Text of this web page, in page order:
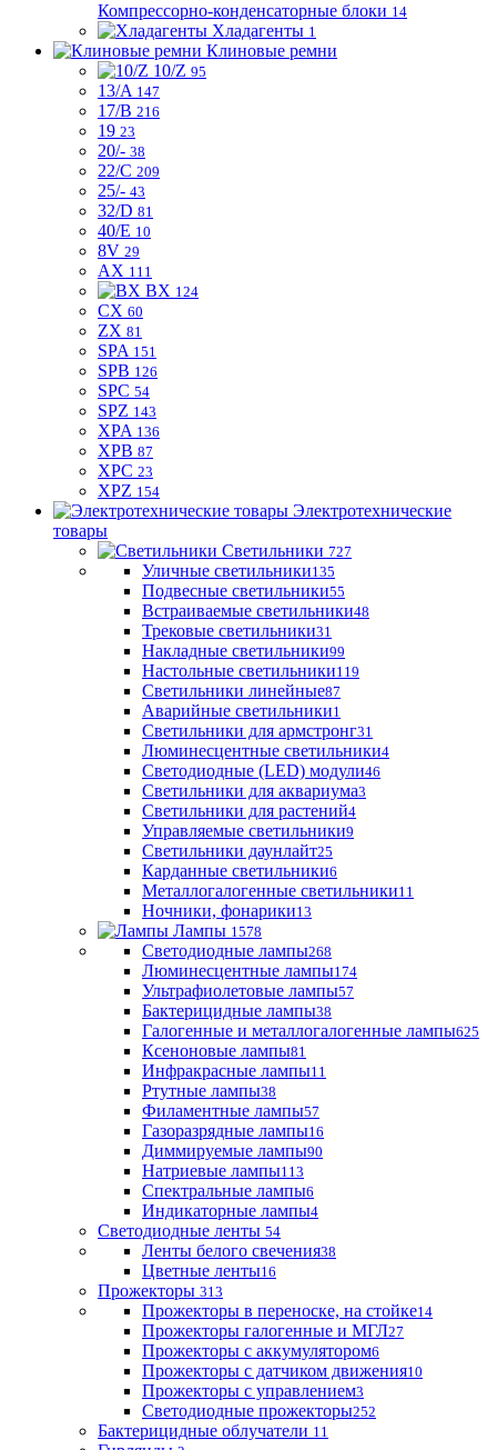
Компрессорно-конденсаторные блоки 14
Хладагенты 1
Клиновые ремни
10/Z 95
13/A 147
17/B 216
19 23
20/- 38
22/C 209
25/- 43
32/D 81
40/E 10
8V 29
AX 111
BX 124
CX 60
ZX 81
SPA 151
SPB 126
SPC 54
SPZ 143
XPA 136
XPB 87
XPC 23
XPZ 154
Электротехнические
товары
Светильники 727
Уличные светильники135
Подвесные светильники55
Встраиваемые светильники48
Трековые светильники31
Накладные светильники99
Настольные светильники119
Светильники линейные87
Аварийные светильники1
Светильники для армстронг31
Люминесцентные светильники4
Светодиодные (LED) модули46
Светильники для аквариума3
Светильники для растений4
Управляемые светильники9
Светильники даунлайт25
Карданные светильники6
Металлогалогенные светильники11
Ночники, фонарики13
Лампы 1578
Светодиодные лампы268
Люминесцентные лампы174
Ультрафиолетовые лампы57
Бактерицидные лампы38
Галогенные и металлогалогенные лампы625
Ксеноновые лампы81
Инфракрасные лампы11
Ртутные лампы38
Филаментные лампы57
Газоразрядные лампы16
Диммируемые лампы90
Натриевые лампы113
Спектральные лампы6
Индикаторные лампы4
Светодиодные ленты 54
Ленты белого свечения38
Цветные ленты16
Прожекторы 313
Прожекторы в переноске, на стойке14
Прожекторы галогенные и МГЛ27
Прожекторы с аккумулятором6
Прожекторы с датчиком движения10
Прожекторы с управлением3
Светодиодные прожекторы252
Бактерицидные облучатели 11